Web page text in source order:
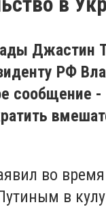
Джастин
РФ
сообщение -
во
в